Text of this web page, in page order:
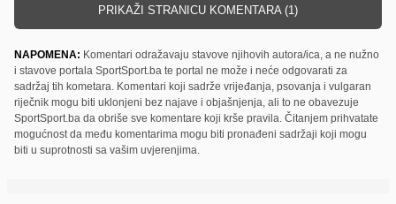
PRIKAŽI STRANICU KOMENTARA (1)
NAPOMENA: Komentari odražavaju stavove njihovih autora/ica, a ne nužno
i stavove portala SportSport.ba te portal ne može i neće odgovarati za
sadržaj tih kometara. Komentari koji sadrže vrijeđanja, psovanja i vulgaran
riječnik mogu biti uklonjeni bez najave i objašnjenja, ali to ne obavezuje
SportSport.ba da obriše sve komentare koji krše pravila. Čitanjem prihvatate
mogućnost da među komentarima mogu biti pronađeni sadržaji koji mogu
biti u suprotnosti sa vašim uvjerenjima.